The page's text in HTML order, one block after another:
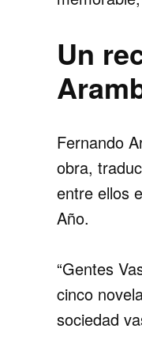
Un
Fernando
obra,
entre ellos
Año.
“Gentes
cinco
sociedad